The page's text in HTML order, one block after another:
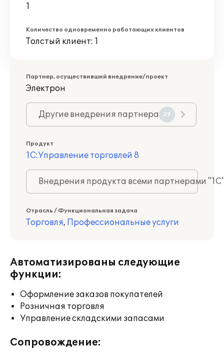
1
Количество одновременно работающих клиентов
Толстый клиент: 1
Партнер, осуществивший внедрение/проект
Электрон
Другие внедрения партнера 29
Продукт
1С:Управление торговлей 8
Внедрения продукта всеми партнерами
Отрасль / Функциональная задача
Торговля, Профессиональные услуги
Автоматизированы следующие
функции:
Оформление заказов покупателей
Розничная торговля
Управление складскими запасами
Сопровождение: